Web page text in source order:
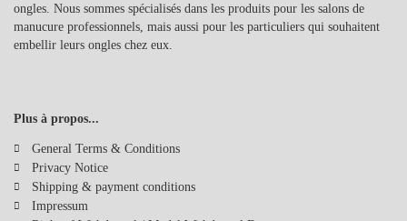
ongles. Nous sommes spécialisés dans les produits pour les salons de
manucure professionnels, mais aussi pour les particuliers qui souhaitent
embellir leurs ongles chez eux.
Plus à propos...
General Terms & Conditions
Privacy Notice
Shipping & payment conditions
Impressum